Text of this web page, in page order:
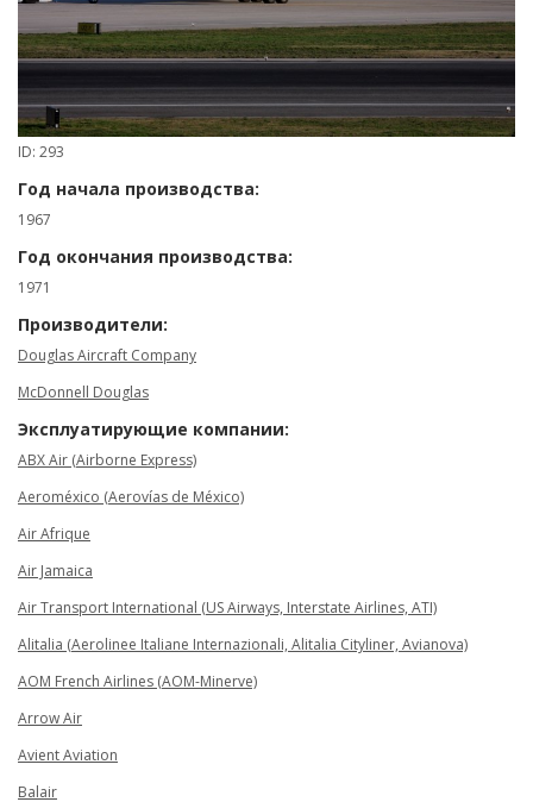
ID: 293
Год начала производства:
1967
Год окончания производства:
1971
Производители:
Douglas Aircraft Company
McDonnell Douglas
Эксплуатирующие компании:
ABX Air (Airborne Express)
Aeroméxico (Aerovías de México)
Air Afrique
Air Jamaica
Air Transport International (US Airways, Interstate Airlines, ATI)
Alitalia (Aerolinee Italiane Internazionali, Alitalia Cityliner, Avianova)
AOM French Airlines (AOM-Minerve)
Arrow Air
Avient Aviation
Balair